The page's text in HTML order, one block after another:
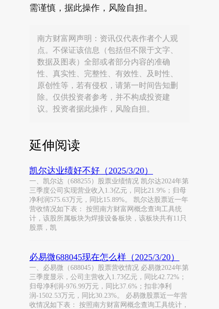
需谨慎，据此操作，风险自担。
南方财富网声明：资讯仅代表作者个人观
点。不保证该信息（包括但不限于文字、
数据及图表）全部或者部分内容的准确
性、真实性、完整性、有效性、及时性、
原创性等，若有侵权，请第一时间告知删
除。仅供投资者参考，并不构成投资建
议。投资者据此操作，风险自担。
延伸阅读
凯尔达业绩好不好（2025/3/20）
一、凯尔达（688255）股票业绩情况 凯尔达2024年第
三季度公司实现营业收入1.3亿元，同比21.9%；归母
净利润575.63万元，同比15.89%。 凯尔达股票近一年
营收情况如下表： 按照南方财富网概念查询工具统
计，该股所属板块为焊接设备板块，该板块共有11只
股票，凯
必易微688045现在怎么样（2025/3/20）
一、必易微（688045）股票营收情况 必易微2024年第
三季度显示，公司主营收入1.73亿元，同比42.72%；
归母净利润-976.99万元，同比37.6%；扣非净利
润-1502.53万元，同比30.23%。 必易微股票近一年营
收情况如下表： 按照南方财富网概念查询工具统计，